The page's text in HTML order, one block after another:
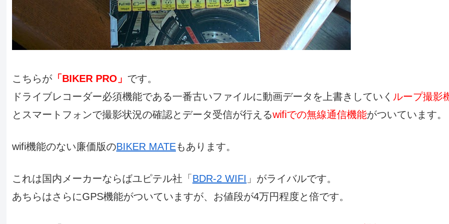
こちらが 「BIKER PRO」 です。
ドライブレコーダー必須機能である一番古いファイルに動画データを上書きしていく ループ撮影
とスマートフォンで撮影状況の確認とデータ受信が行えるwifiでの無線通信機能がついています。
wifi機能のない廉価版のBIKER MATEもあります。
これは国内メーカーならばユピテル社「 BDR-2 WIFI 」がライバルです。
あちらはさらにGPS機能がついていますが、お値段が4万円程度と倍です。